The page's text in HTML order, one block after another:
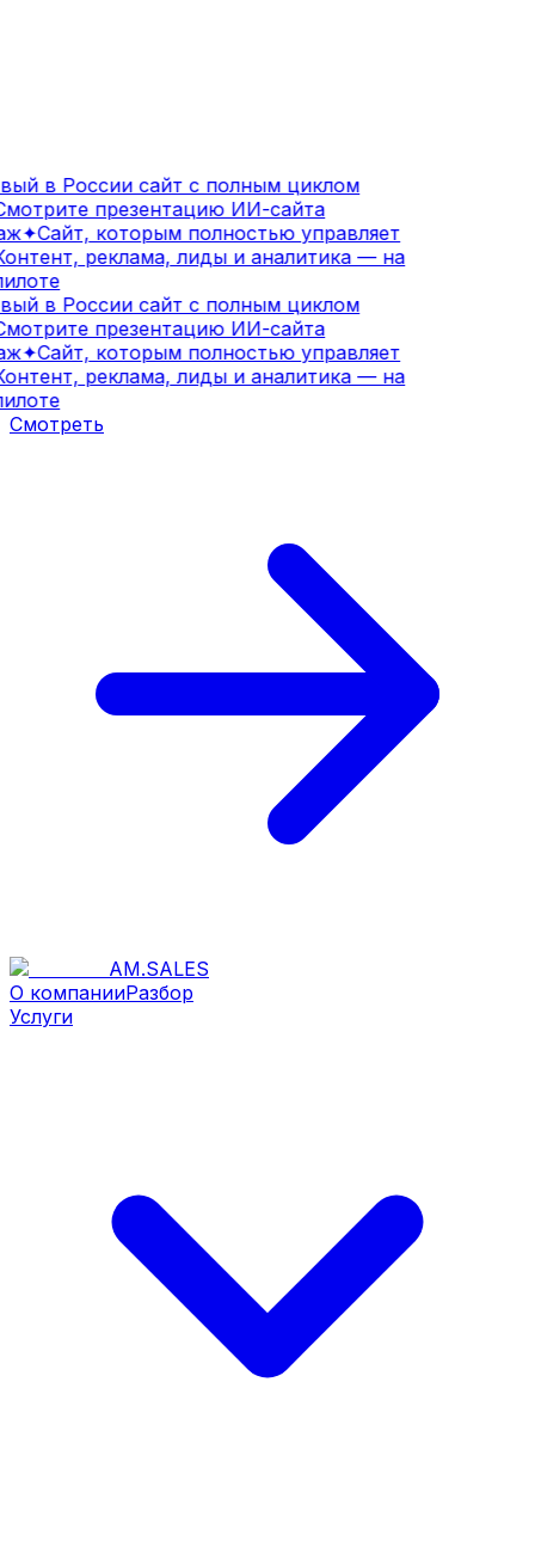
в России сайт с полным циклом
презентацию ИИ-сайта
✦Сайт, которым полностью управляет
реклама, лиды и аналитика — на
в России сайт с полным циклом
презентацию ИИ-сайта
✦Сайт, которым полностью управляет
реклама, лиды и аналитика — на
Смотреть
AM.SALES
О компанииРазбор
Услуги